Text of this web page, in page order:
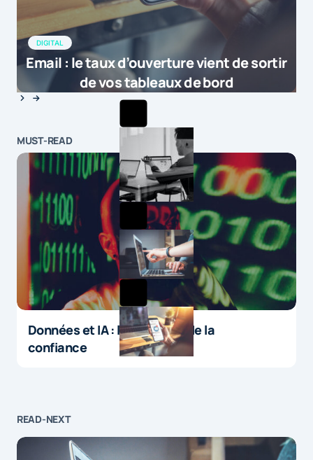
DIGITAL
Email : le taux d’ouverture vient de sortir
de vos tableaux de bord
MUST-READ
Données et IA : le paradoxe de la
confiance
READ-NEXT